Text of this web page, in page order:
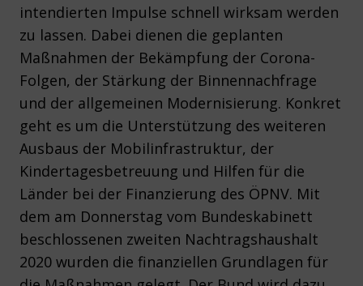
intendierten Impulse schnell wirksam werden
zu lassen. Dabei dienen die geplanten
Maßnahmen der Bekämpfung der Corona-
Folgen, der Stärkung der Binnennachfrage
und der allgemeinen Modernisierung. Konkret
geht es um die Unterstützung des weiteren
Ausbaus der Mobilinfrastruktur, der
Kindertagesbetreuung und Hilfen für die
Länder bei der Finanzierung des ÖPNV. Mit
dem am Donnerstag vom Bundeskabinett
beschlossenen zweiten Nachtragshaushalt
2020 wurden die finanziellen Grundlagen für